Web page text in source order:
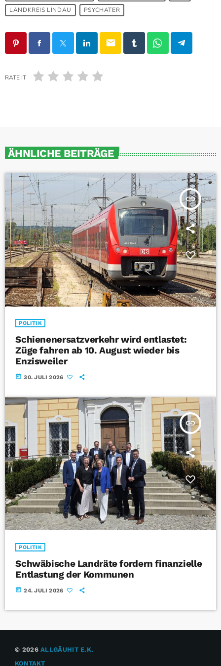
LANDKREIS LINDAU
PSYCHATER
email
RATE IT
ÄHNLICHE BEITRÄGE
insert_link
POLITIK
Schienenersatzverkehr wird entlastet:
Züge fahren ab 10. August wieder bis
Enzisweiler
today 30. JULI 2026
insert_link
POLITIK
Schwäbische Landräte fordern finanzielle
Entlastung der Kommunen
today 24. JULI 2026
© 2026ALLGÄUHIT E.K.
KONTAKT